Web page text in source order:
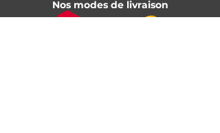
Nos modes de livraison